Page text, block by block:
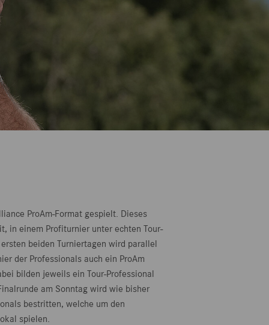
ProAm-Format gespielt. Dieses
in einem Profiturnier unter echten Tour-
beiden Turniertagen wird parallel
der Professionals auch ein ProAm
bilden jeweils ein Tour-Professional
am Sonntag wird wie bisher
bestritten, welche um den
spielen.